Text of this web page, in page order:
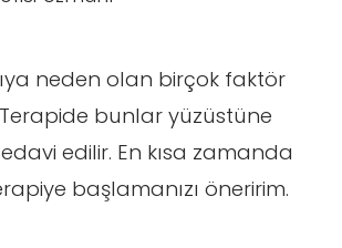
neden olan birçok faktör
bunlar yüzüstüne
edilir. En kısa zamanda
başlamanızı öneririm.